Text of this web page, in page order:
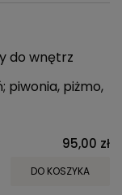
do wnętrz
piwonia, piżmo,
95,00 zł
DO KOSZYKA